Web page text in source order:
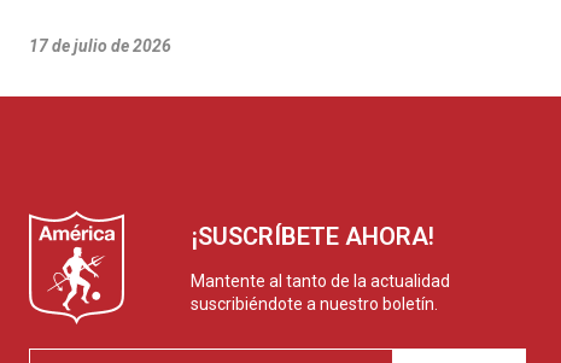
17 de julio de 2026
¡SUSCRÍBETE AHORA!
Mantente al tanto de la actualidad
suscribiéndote a nuestro boletín.